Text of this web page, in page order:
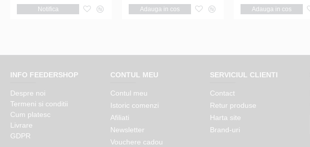
Notifica Adauga in cos Adauga in cos
Adauga in cos Adauga in cos Notifica
INFO FEEDERSHOP
Despre noi
Termeni si conditii
Cum platesc
Livrare
GDPR
CONTUL MEU
Contul meu
Istoric comenzi
Afiliati
Newsletter
Vouchere cadou
SERVICIUL CLIENTI
Contact
Retur produse
Harta site
Brand-uri